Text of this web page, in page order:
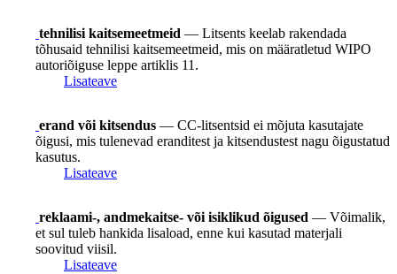
tehnilisi kaitsemeetmeid — Litsents keelab rakendada
tõhusaid tehnilisi kaitsemeetmeid, mis on määratletud WIPO
autoriõiguse leppe artiklis 11.
Lisateave
erand või kitsendus — CC-litsentsid ei mõjuta kasutajate
õigusi, mis tulenevad eranditest ja kitsendustest nagu õigustatud
kasutus.
Lisateave
reklaami-, andmekaitse- või isiklikud õigused — Võimalik,
et sul tuleb hankida lisaload, enne kui kasutad materjali
soovitud viisil.
Lisateave